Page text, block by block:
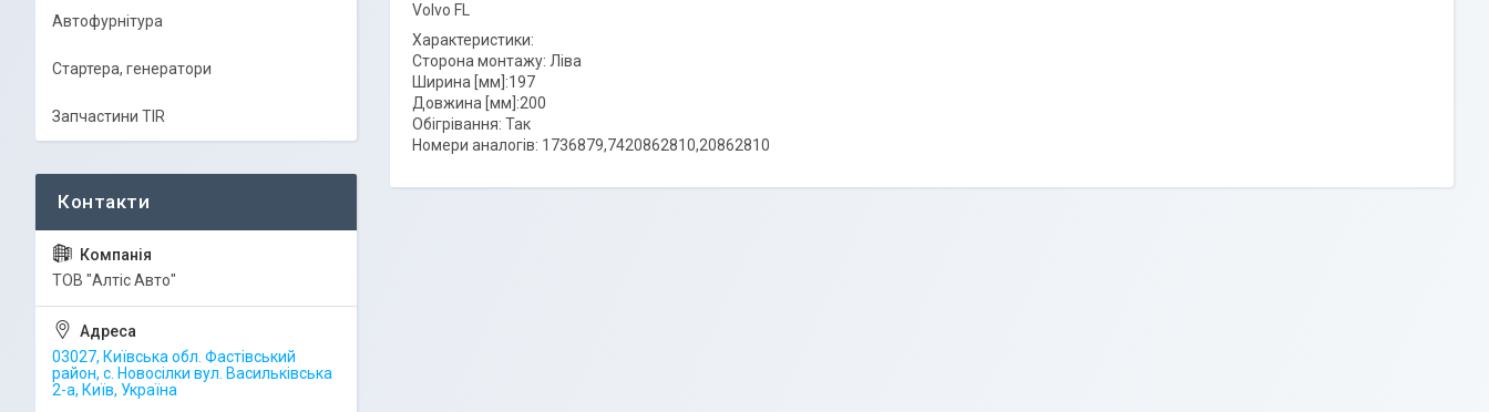
Volvo FL
Характеристики:
Сторона монтажу: Ліва
Ширина [мм]:197
Довжина [мм]:200
Обігрівання: Так
Номери аналогів: 1736879,7420862810,20862810
Автофурнітура
Стартера, генератори
Запчастини TIR
ТОВ "Алтіс Авто"
03027, Київська обл. Фастівський
район, с. Новосілки вул. Васильківська
2-а, Київ, Україна